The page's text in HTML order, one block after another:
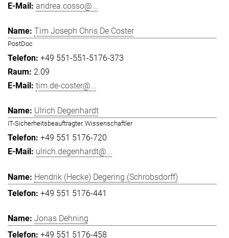
andrea.cosso@...
Tim Joseph Chris De Coster
PostDoc
+49 551-551-5176-373
2.09
tim.de-coster@...
Ulrich Degenhardt
IT-Sicherheitsbeauftragter, Wissenschaftler
+49 551 5176-720
ulrich.degenhardt@...
Hendrik (Hecke) Degering (Schrobsdorff)
+49 551 5176-441
Jonas Dehning
+49 551 5176-458